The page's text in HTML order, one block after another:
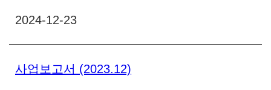
2024-12-23
사업보고서 (2023.12)